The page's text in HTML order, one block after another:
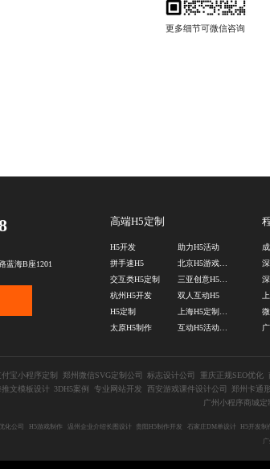
蓝海B座1201
高端H5定制
H5开发
助力H5活动
拼手速H5
交互类H5定制
杭州H5开发
双人互动H5
H5定制
太原H5制作
宝小程序定制 郑州微信SVG定制公司 标志设计公司 重庆正规SEO优化
推文模板设计 3DH5案例 专业网站开发 西安游戏课件设计公司 郑州卡通
广州小程序商城定
化公司 H5游戏制作 温州企业介绍长图设计 贵阳H5制作开发 石家庄DM单设计 H5开发制